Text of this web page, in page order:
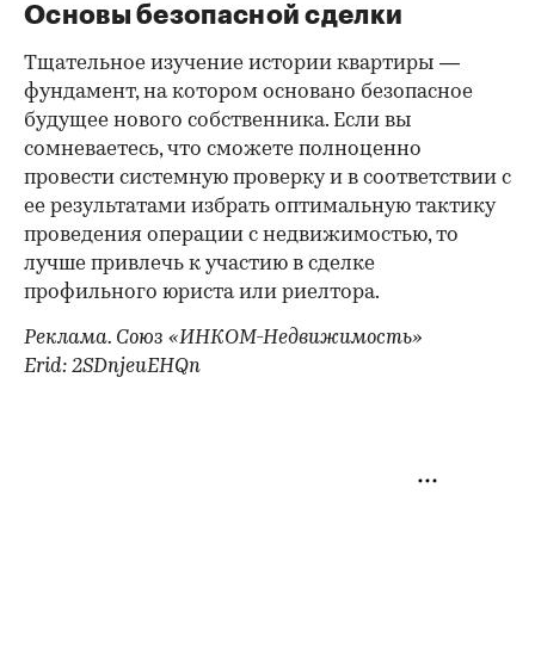
Основы безопасной сделки
Тщательное изучение истории квартиры —
фундамент, на котором основано безопасное
будущее нового собственника. Если вы
сомневаетесь, что сможете полноценно
провести системную проверку и в соответствии с
ее результатами избрать оптимальную тактику
проведения операции с недвижимостью, то
лучше привлечь к участию в сделке
профильного юриста или риелтора.
Реклама. Союз «ИНКОМ-Недвижимость»
Erid: 2SDnjeuEHQn